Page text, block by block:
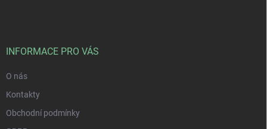
INFORMACE PRO VÁS
O nás
Kontakty
Obchodní podmínky